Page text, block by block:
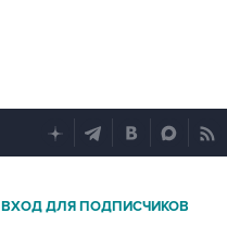
ВХОД ДЛЯ ПОДПИСЧИКОВ